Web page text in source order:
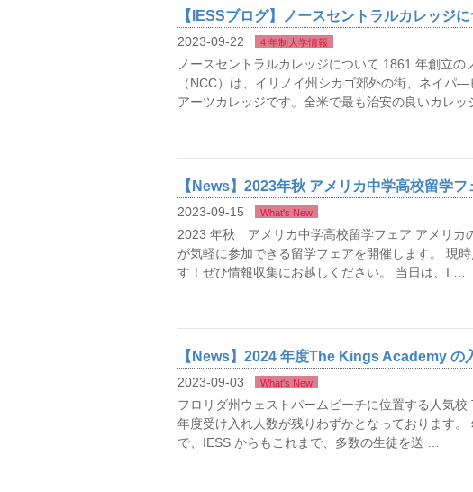
【IESSブログ】ノースセントラルカレッジ
2023-09-22 4 年制大学情報
ノースセントラルカレッジについて 1861 年創立の
（NCC）は、イリノイ州シカゴ郊外の街、ネイパ
アーツカレッジです。全米で最も治安の良いカレッ
【News】2023年秋 アメリカ中学高校留学フ
2023-09-15 What's New
2023 年秋 アメリカ中学高校留学フェア アメリカ
が気軽に参加できる留学フェアを開催します。 現
す！ぜひ情報収集にお越しください。 当日は、I …
【News】2024 年度The Kings Academy の
2023-09-03 What's New
フロリダ州ウェストパームビーチに位置する人気校
年度受け入れ人数が残りわずかとなっております
で、IESS からもこれまで、多数の生徒を送 …